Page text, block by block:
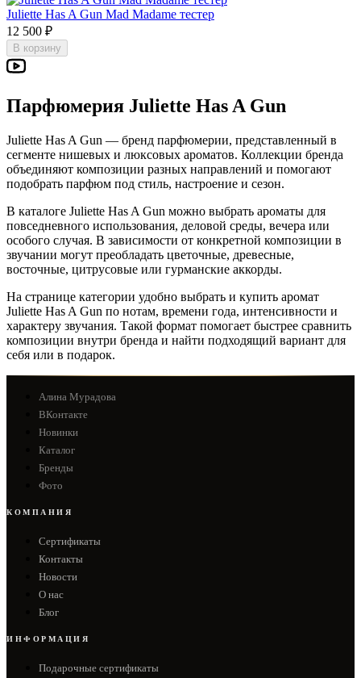
Juliette Has A Gun Mad Madame тестер
12 500 ₽
В корзину
Парфюмерия Juliette Has A Gun
Juliette Has A Gun — бренд парфюмерии, представленный в
сегменте нишевых и люксовых ароматов. Коллекции бренда
объединяют композиции разных направлений и помогают
подобрать парфюм под стиль, настроение и сезон.
В каталоге Juliette Has A Gun можно выбрать ароматы для
повседневного использования, деловой среды, вечера или
особого случая. В зависимости от конкретной композиции в
звучании могут преобладать цветочные, древесные,
восточные, цитрусовые или гурманские аккорды.
На странице категории удобно выбрать и купить аромат
Juliette Has A Gun по нотам, времени года, интенсивности и
характеру звучания. Такой формат помогает быстрее сравнить
композиции внутри бренда и найти подходящий вариант для
себя или в подарок.
Алина Мурадова
ВКонтакте
Новинки
Каталог
Бренды
Фото
КОМПАНИЯ
Сертификаты
Контакты
Новости
О нас
Блог
ИНФОРМАЦИЯ
Подарочные сертификаты